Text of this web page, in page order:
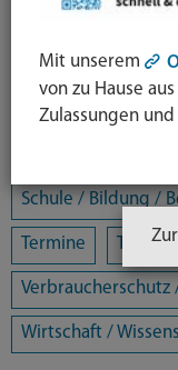
Freizeit / Kultur /
Landratsamt
Schule / Bildung /
Termine Tiere
Verbraucherschutz
Wirtschaft /
Mit unserem
von zu Hause
Zulassungen